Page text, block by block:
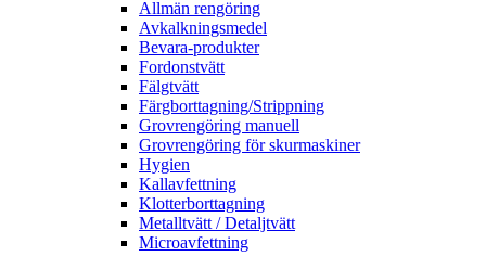
Allmän rengöring
Avkalkningsmedel
Bevara-produkter
Fordonstvätt
Fälgtvätt
Färgborttagning/Strippning
Grovrengöring manuell
Grovrengöring för skurmaskiner
Hygien
Kallavfettning
Klotterborttagning
Metalltvätt / Detaljtvätt
Microavfettning